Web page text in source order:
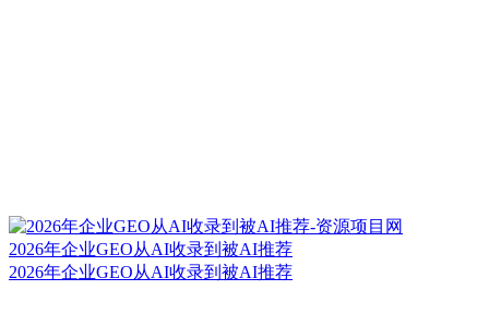
2026年企业GEO从AI收录到被AI推荐
2026年企业GEO从AI收录到被AI推荐